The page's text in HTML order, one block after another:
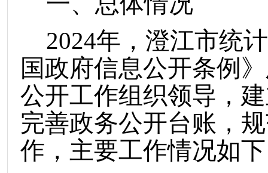
2024年，澄江市统
国政府信息公开条例
公开工作组织领导，
完善政务公开台账，
作， 主要工作情况如